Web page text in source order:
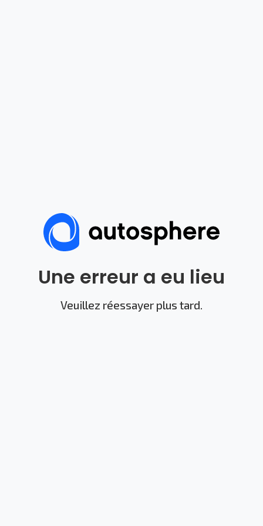
Une erreur a eu lieu
Veuillez réessayer plus tard.